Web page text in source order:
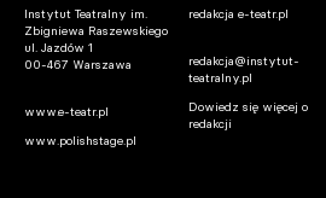
Instytut Teatralny im.
Zbigniewa Raszewskiego
ul. Jazdów 1
00-467 Warszawa
www.e-teatr.pl
www.polishstage.pl
redakcja e-teatr.pl
redakcja@instytut-
teatralny.pl
Dowiedz się więcej o
redakcji